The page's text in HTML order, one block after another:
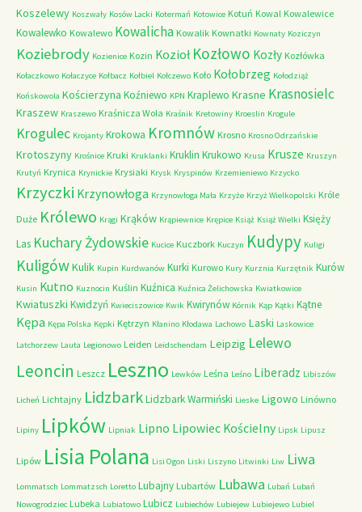
Koszelewy Koszwały Kosów Lacki Kotermań Kotowice Kotuń Kowal Kowalewice
Kowalewko Kowalewo Kowalicha Kowalik Kownatki Kownaty Koziczyn
Koziebrody Kozienice Kozin Kozioł Kozłowo Kozły Kozłówka
Kołaczkowo Kołaczyce Kołbacz Kołbiel Kołczewo Koło Kołobrzeg Kołodziąż
Końskowola Kościerzyna Koźniewo KPN Kraplewo Krasne Krasnosielc
Kraszew Kraszewo Kraśnicza Wola Kraśnik Kretowiny Kroeslin Krogule
Krogulec Krojanty Krokowa Kromnów Krosno Krosno Odrzańskie
Krotoszyny Krośnice Kruki Kruklanki Kruklin Krukowo Krusa Krusze Kruszyn
Krutyń Krynica Krynickie Krysiaki Krysk Kryspinów Krzemieniewo Krzycko
Krzyczki Krzynowłoga Krzynowłoga Mała Krzyże Krzyż Wielkopolski Króle
Duże Królewo Krągi Krąków Krąpiewnice Krępice Książ Książ Wielki Księży
Las Kuchary Żydowskie Kucice Kuczbork Kuczyn Kudypy Kuligi
KuligówKulik Kupin Kurdwanów Kurki Kurowo Kury Kurznia Kurzętnik Kurów
Kusin Kutno Kuznocin Kuślin Kuźnica Kuźnica Żelichowska Kwiatkowice
Kwiatuszki Kwidzyń Kwieciszowice Kwik Kwirynów Kórnik Kąp Kątki Kątne
Kępa Kępa Polska Kępki Kętrzyn Kłanino Kłodawa Lachowo Laski Laskowice
Latchorzew Lauta Legionowo Leiden Leidschendam Leipzig Lelewo
Leoncin Leszcz Leszno Lewków Leśna Leśno Liberadz Libiszów
Licheń Lichtajny LidzbarkLidzbark Warmiński Lieske Ligowo Linówno
Lipiny Lipków Lipniak Lipno Lipowiec Kościelny Lipsk Lipusz
Lipów Lisia Polana Lisi Ogon Liski Liszyno Litwinki Liw Liwa
Lommatsch Lommatzsch Loretto Lubajny Lubartów Lubawa Lubań Lubań
Nowogrodziec Lubeka Lubiatowo Lubicz Lubiechów Lubiejew Lubiejewo Lubiel